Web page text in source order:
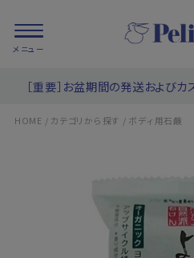
PRODUCTS / 商品を探す
［重要］お盆期間の発送およびカ
HOME / カテゴリから探す / ボディ用石鹸